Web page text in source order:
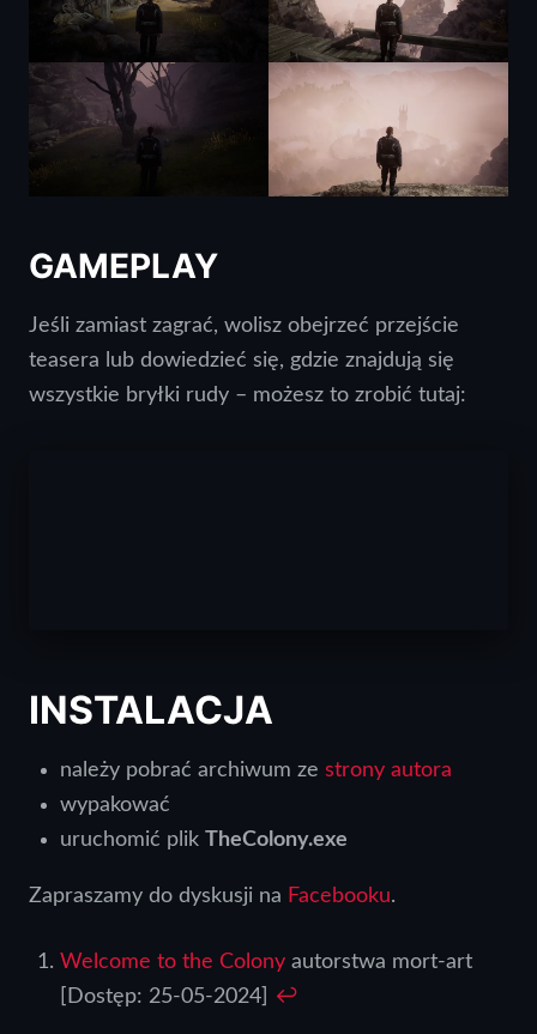
GAMEPLAY
Jeśli zamiast zagrać, wolisz obejrzeć przejście
teasera lub dowiedzieć się, gdzie znajdują się
wszystkie bryłki rudy – możesz to zrobić tutaj:
INSTALACJA
należy pobrać archiwum zestrony autora
wypakować
uruchomić plikTheColony.exe
Zapraszamy do dyskusji na Facebooku.
Welcome to the Colony autorstwa mort-art
[Dostęp: 25-05-2024] ↩︎